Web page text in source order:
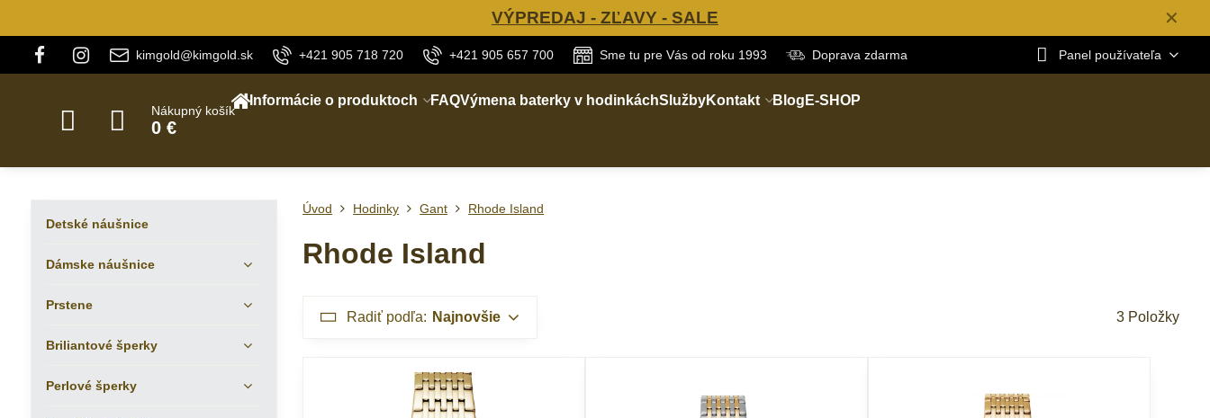
✕
VÝPREDAJ - ZĽAVY - SALE
kimgold@kimgold.sk +421 905 718 720 +421 905 657 700 Sme tu pre Vás od roku 1993 Doprava zdarma Panel používateľa
Nákupný košík
0 €
Informácie o produktoch FAQVýmena baterky v hodinkáchSlužbyKontakt Blog E-SHOP
Úvod Hodinky Gant Rhode Island
Rhode Island
Radiť podľa: Najnovšie 3 Položky
Detské náušnice
Dámske náušnice
Prstene
Briliantové šperky
Perlové šperky